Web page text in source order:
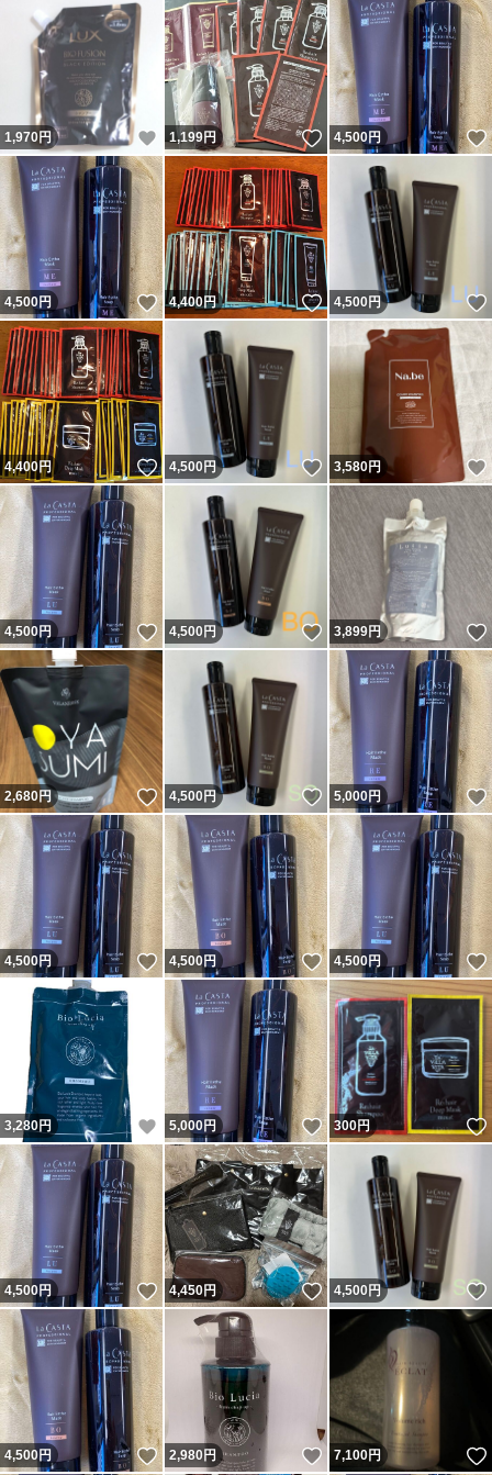
1,970円 いいね！
1,199円 いいね！
4,500円
4,500円 いいね！
4,400円 いいね！
4,500円
4,400円 いいね！
4,500円 いいね！
3,580円
4,500円 いいね！
4,500円 いいね！
3,899円
2,680円 いいね！
4,500円 いいね！
5,000円
4,500円 いいね！
4,500円 いいね！
4,500円
3,280円 いいね！
5,000円 いいね！
300円
4,500円 いいね！
4,450円 いいね！
4,500円
4,500円 いいね！
2,980円 いいね！
7,100円